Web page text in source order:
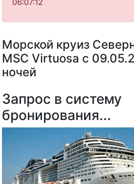
06:07:12
Морской круиз
MSC Virtuosa с
ночей
Запрос в систему
бронирования...